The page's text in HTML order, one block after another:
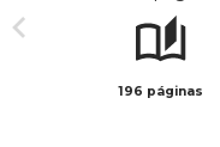
196 páginas